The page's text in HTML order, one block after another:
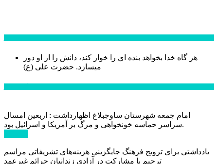
هر گاه خدا بخواهد بنده اي را خوار كند، دانش را از او دور
میسازد. حضرت علی (ع)
امام جمعه شهرستان ساوجبلاغ اظهارداشت : اربعین امسال
سراسر حماسه خونخواهی و مرگ بر آمریکا و اسرائیل بود.
یادداشتی برای ترویج فرهنگ جایگزینی هزینه‌های تشریفاتی مراسم
ترحیم با مشارکت در آزادی زندانیان جرائم غیرعمد